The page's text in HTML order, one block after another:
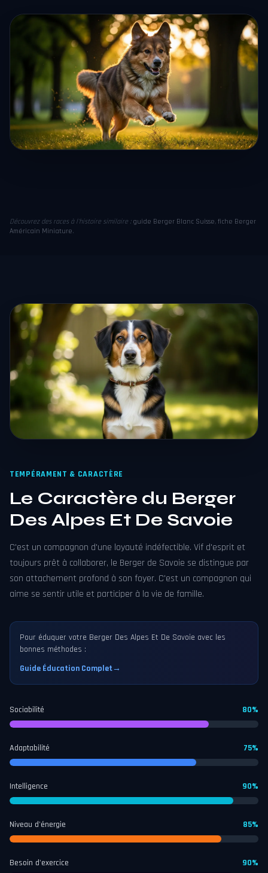
Découvrez des races à l'histoire similaire : guide Berger Blanc Suisse, fiche Berger
Américain Miniature.
TEMPÉRAMENT & CARACTÈRE
Le Caractère du Berger
Des Alpes Et De Savoie
C'est un compagnon d'une loyauté indéfectible. Vif d'esprit et
toujours prêt à collaborer, le Berger de Savoie se distingue par
son attachement profond à son foyer. C'est un compagnon qui
aime se sentir utile et participer à la vie de famille.
Pour éduquer votre Berger Des Alpes Et De Savoie avec les
bonnes méthodes :
Guide Éducation Complet→
Sociabilité 80%
Adaptabilité 75%
Intelligence 90%
Niveau d'énergie 85%
Besoin d'exercice 90%